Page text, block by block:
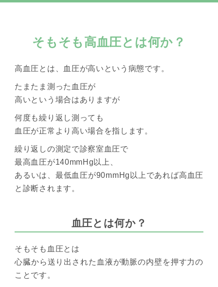
そもそも高血圧とは何か？
高血圧とは、血圧が高いという病態です。
たまたま測った血圧が
高いという場合はありますが
何度も繰り返し測っても
血圧が正常より高い場合を指します。
繰り返しの測定で診察室血圧で
最高血圧が140mmHg以上、
あるいは、最低血圧が90mmHg以上であれば高血圧
と診断されます。
血圧とは何か？
そもそも血圧とは
心臓から送り出された血液が動脈の内壁を押す力の
ことです。